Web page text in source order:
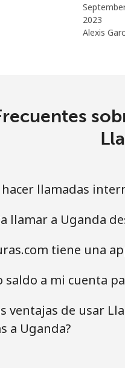
2023
Alexis
llamadas
llamar a Uganda
tiene una
saldo a mi cuenta
ventajas de usar
a Uganda?